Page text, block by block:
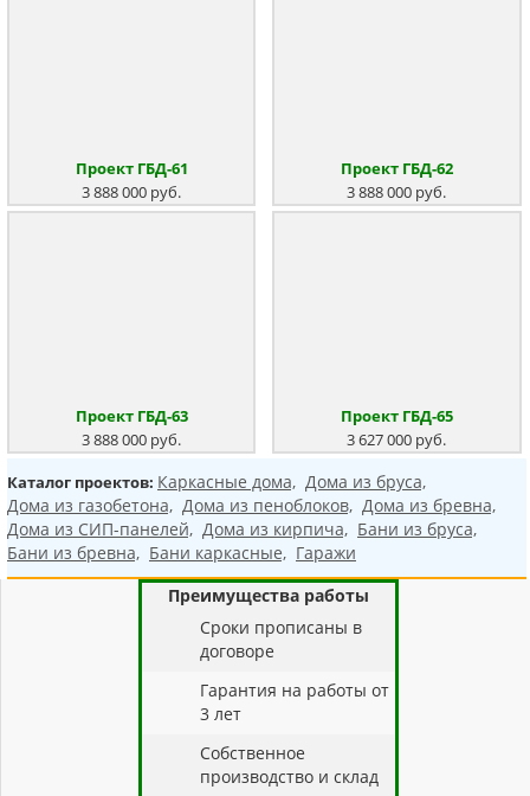
Проект ГБД-61
3 888 000 руб.
Проект ГБД-62
3 888 000 руб.
Проект ГБД-63
3 888 000 руб.
Проект ГБД-65
3 627 000 руб.
Каталог проектов: Каркасные дома, Дома из бруса,
Дома из газобетона, Дома из пеноблоков, Дома из бревна,
Дома из СИП-панелей, Дома из кирпича, Бани из бруса,
Бани из бревна, Бани каркасные, Гаражи
Преимущества работы
Cроки прописаны в
договоре
Гарантия на работы от
3 лет
Собственное
производство и склад